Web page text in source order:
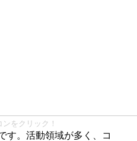
をクリック！
す。活動領域が多く、コ